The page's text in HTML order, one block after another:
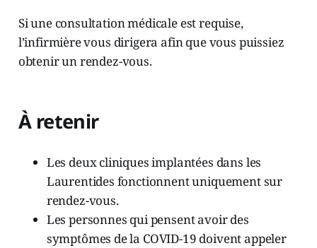
Si une consultation médicale est requise,
l’infirmière vous dirigera afin que vous puissiez
obtenir un rendez-vous.
À retenir
Les deux cliniques implantées dans les
Laurentides fonctionnent uniquement sur
rendez-vous.
Les personnes qui pensent avoir des
symptômes de la COVID-19 doivent appeler